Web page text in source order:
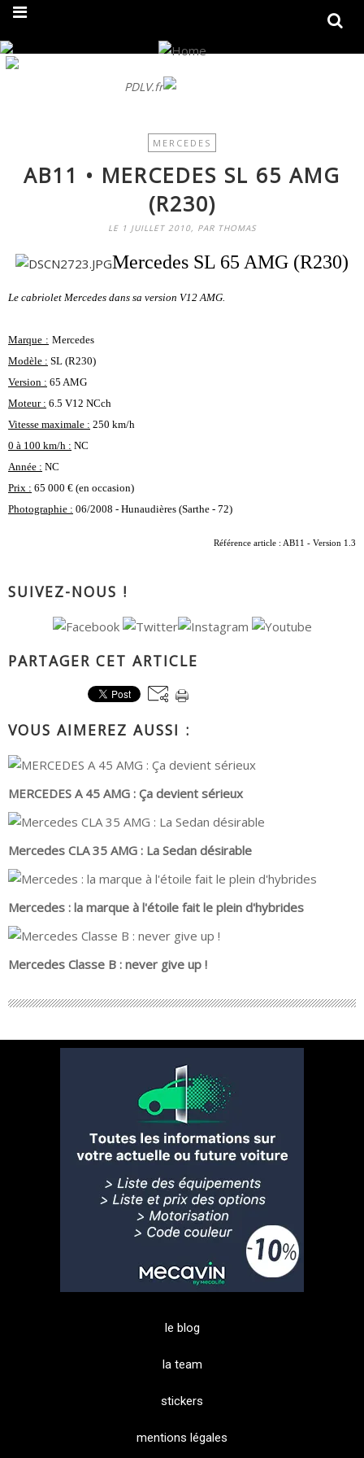
PDLV.fr
MERCEDES
AB11 • MERCEDES SL 65 AMG
(R230)
LE 1 JUILLET 2010, PAR THOMAS
Mercedes SL 65 AMG (R230)
Le cabriolet Mercedes dans sa version V12 AMG.
Marque : Mercedes
Modèle : SL (R230)
Version : 65 AMG
Moteur : 6.5 V12 NCch
Vitesse maximale : 250 km/h
0 à 100 km/h : NC
Année : NC
Prix : 65 000 € (en occasion)
Photographie : 06/2008 - Hunaudières (Sarthe - 72)
Référence article : AB11 - Version 1.3
SUIVEZ-NOUS !
PARTAGER CET ARTICLE
VOUS AIMEREZ AUSSI :
MERCEDES A 45 AMG : Ça devient sérieux
Mercedes CLA 35 AMG : La Sedan désirable
Mercedes : la marque à l'étoile fait le plein d'hybrides
Mercedes Classe B : never give up !
le blog
la team
stickers
mentions légales